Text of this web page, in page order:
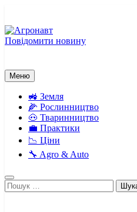
вмісту
Повідомити новину
Меню
🚜 Земля
🌽 Рослинництво
🐽 Тваринництво
💼 Практики
📉 Ціни
🔧 Agro & Auto
Пошук: